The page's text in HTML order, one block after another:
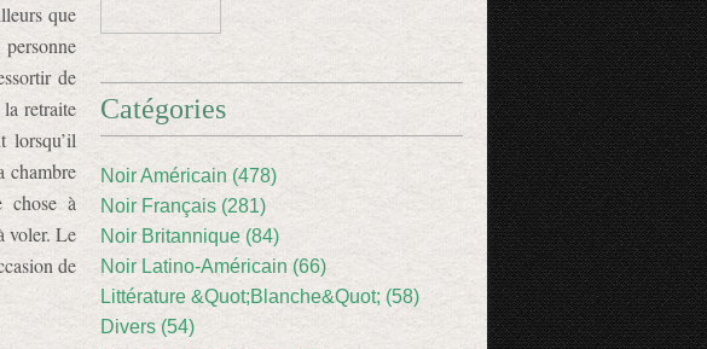
que
de
la retraite
lorsqu’il
chambre
chose à
voler. Le
de
Catégories
Noir Américain (478)
Noir Français (281)
Noir Britannique (84)
Noir Latino-Américain (66)
Littérature &Quot;Blanche&Quot; (58)
Divers (54)